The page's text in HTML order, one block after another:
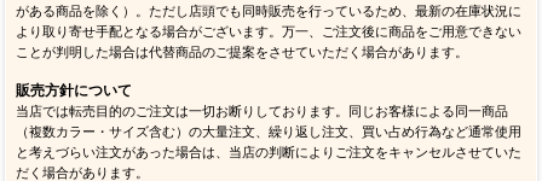
がある商品を除く）。ただし店頭でも同時販売を行っているため、最新の在庫状況に
より取り寄せ手配となる場合がございます。万一、ご注文後に商品をご用意できない
ことが判明した場合は代替商品のご提案をさせていただく場合があります。
販売方針について
当店では転売目的のご注文は一切お断りしております。同じお客様による同一商品
（複数カラー・サイズ含む）の大量注文、繰り返し注文、買い占め行為など通常使用
と考えづらい注文があった場合は、当店の判断によりご注文をキャンセルさせていた
だく場合があります。